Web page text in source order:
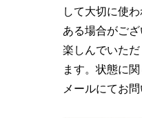
して大切に使
ある場合がご
楽しんでいた
ます。状態に
メールにてお問